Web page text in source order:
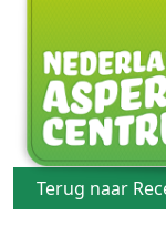
Terug naar